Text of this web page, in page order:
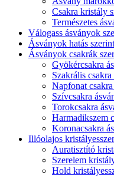
Csakra kristály
Természetes
Válogass ásványok
Ásványok hatás szerint
Ásványok csakrák
Gyökércsakra
Szakrális csakra
Napfonat
Szívcsakra
Torokcsakra
Harmadikszem
Koronacsakra
Illóolajos
Auratisztító
Szerelem
Hold